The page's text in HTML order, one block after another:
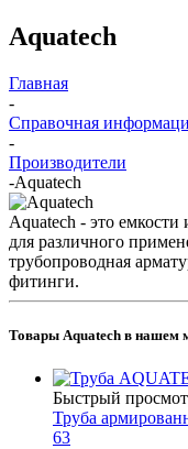
Aquatech
Главная
-
Справочная
-
Производители
-Aquatech
Aquatech - это емкости
для различного
трубопроводная
фитинги.
Товары Aquatech в нашем
Быстрый
Труба
63